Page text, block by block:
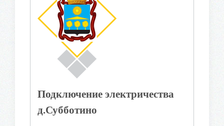
Подключение электричества
д.Субботино